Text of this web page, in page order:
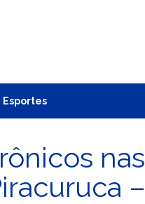
Esportes
nas
–